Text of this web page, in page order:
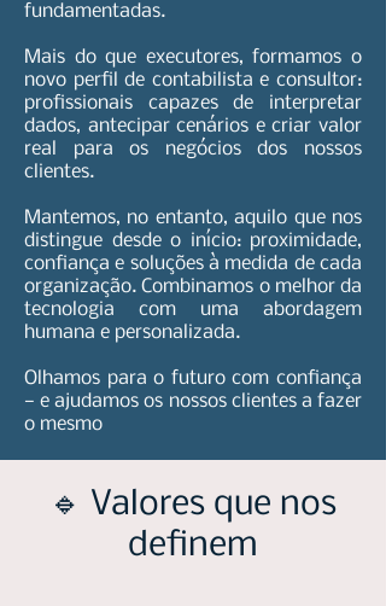
fundamentadas.
Mais do que executores, formamos o
novo perfil de contabilista e consultor:
profissionais capazes de interpretar
dados, antecipar cenários e criar valor
real para os negócios dos nossos
clientes.
Mantemos, no entanto, aquilo que nos
distingue desde o início: proximidade,
confiança e soluções à medida de cada
organização. Combinamos o melhor da
tecnologia com uma abordagem
humana e personalizada.
Olhamos para o futuro com confiança
— e ajudamos os nossos clientes a fazer
o mesmo
🔹 Valores que nos
definem